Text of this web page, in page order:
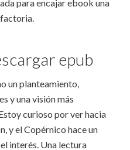
para encajar ebook una
epub
un planteamiento,
y una visión más
curioso por ver hacia
y el Copérnico hace un
interés. Una lectura